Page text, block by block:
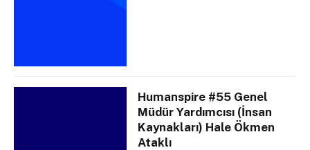
Humanspire #55 Genel
Müdür Yardımcısı (İnsan
Kaynakları) Hale Ökmen
Ataklı